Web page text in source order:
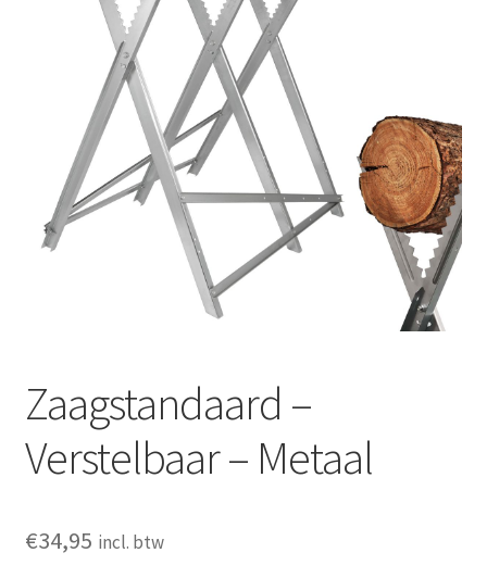
Gereedschap
Huishouden
Persoonlijke Verzorging
Elektronica
Sport
Zaagstandaard –
Verstelbaar – Metaal
€34,95 incl. btw